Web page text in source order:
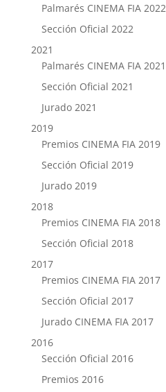
Palmarés CINEMA FIA 2022
Sección Oficial 2022
2021
Palmarés CINEMA FIA 2021
Sección Oficial 2021
Jurado 2021
2019
Premios CINEMA FIA 2019
Sección Oficial 2019
Jurado 2019
2018
Premios CINEMA FIA 2018
Sección Oficial 2018
2017
Premios CINEMA FIA 2017
Sección Oficial 2017
Jurado CINEMA FIA 2017
2016
Sección Oficial 2016
Premios 2016